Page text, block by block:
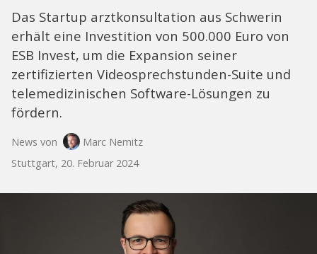
Das Startup arztkonsultation aus Schwerin
erhält eine Investition von 500.000 Euro von
ESB Invest, um die Expansion seiner
zertifizierten Videosprechstunden-Suite und
telemedizinischen Software-Lösungen zu
fördern.
News von
Marc Nemitz
Stuttgart, 20. Februar 2024